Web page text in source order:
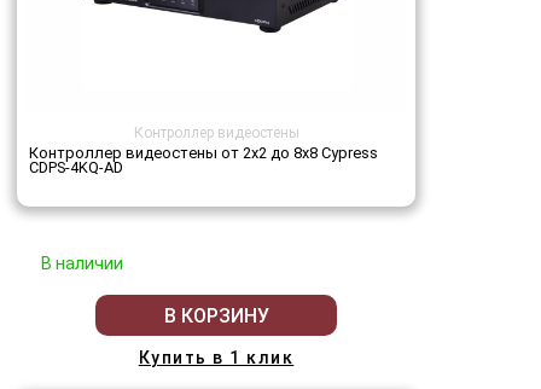
Контроллер видеостены
Контроллер видеостены от 2х2 до 8х8 Cypress
CDPS-4KQ-AD
В наличии
В КОРЗИНУ
Купить в 1 клик